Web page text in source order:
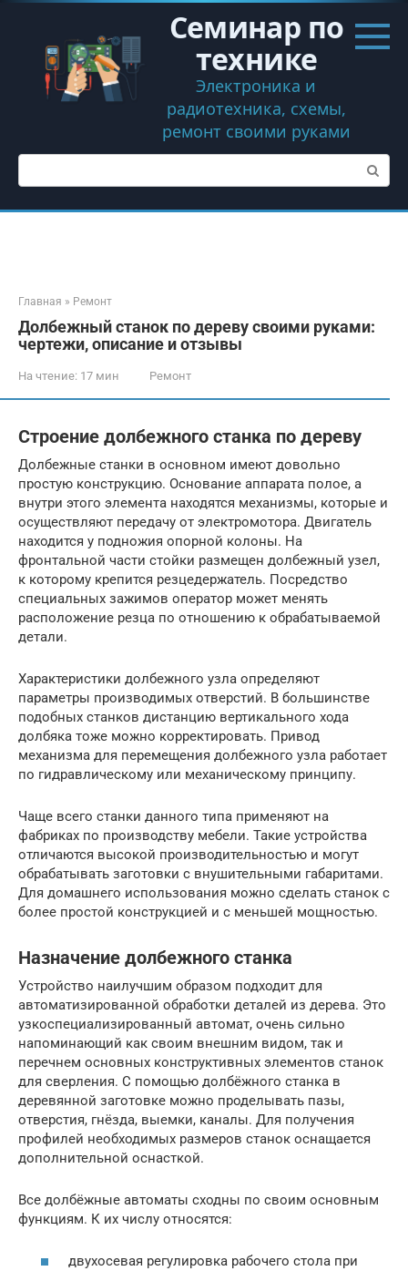
Перейти
контенту
Семинар по
технике
Электроника и
радиотехника, схемы,
ремонт своими руками
Поиск:
Главная » Ремонт
Долбежный станок по дереву своими руками:
чертежи, описание и отзывы
На чтение: 17 мин Ремонт
Строение долбежного станка по дереву
Долбежные станки в основном имеют довольно
простую конструкцию. Основание аппарата полое, а
внутри этого элемента находятся механизмы, которые и
осуществляют передачу от электромотора. Двигатель
находится у подножия опорной колоны. На
фронтальной части стойки размещен долбежный узел,
к которому крепится резцедержатель. Посредство
специальных зажимов оператор может менять
расположение резца по отношению к обрабатываемой
детали.
Характеристики долбежного узла определяют
параметры производимых отверстий. В большинстве
подобных станков дистанцию вертикального хода
долбяка тоже можно корректировать. Привод
механизма для перемещения долбежного узла работает
по гидравлическому или механическому принципу.
Чаще всего станки данного типа применяют на
фабриках по производству мебели. Такие устройства
отличаются высокой производительностью и могут
обрабатывать заготовки с внушительными габаритами.
Для домашнего использования можно сделать станок с
более простой конструкцией и с меньшей мощностью.
Назначение долбежного станка
Устройство наилучшим образом подходит для
автоматизированной обработки деталей из дерева. Это
узкоспециализированный автомат, очень сильно
напоминающий как своим внешним видом, так и
перечнем основных конструктивных элементов станок
для сверления. С помощью долбёжного станка в
деревянной заготовке можно проделывать пазы,
отверстия, гнёзда, выемки, каналы. Для получения
профилей необходимых размеров станок оснащается
дополнительной оснасткой.
Все долбёжные автоматы сходны по своим основным
функциям. К их числу относятся:
двухосевая регулировка рабочего стола при